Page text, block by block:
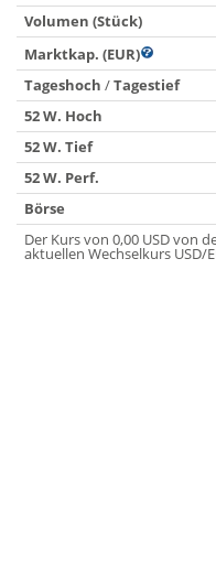
Volumen (Stück)
Marktkap. (EUR)
Tageshoch /Tagestief
52 W. Hoch
52 W. Tief
52 W. Perf.
Börse
Der Kurs von 0,00 USD von
aktuellen Wechselkurs USD/